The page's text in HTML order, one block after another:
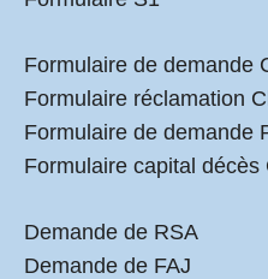
Formulaire de demande
Formulaire réclamation
Formulaire de demande
Formulaire capital décès
Demande de RSA
Demande de FAJ